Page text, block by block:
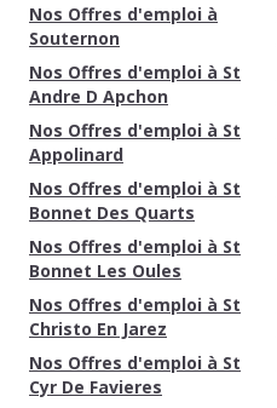
Nos Offres d'emploi à
Souternon
Nos Offres d'emploi à St
Andre D Apchon
Nos Offres d'emploi à St
Appolinard
Nos Offres d'emploi à St
Bonnet Des Quarts
Nos Offres d'emploi à St
Bonnet Les Oules
Nos Offres d'emploi à St
Christo En Jarez
Nos Offres d'emploi à St
Cyr De Favieres